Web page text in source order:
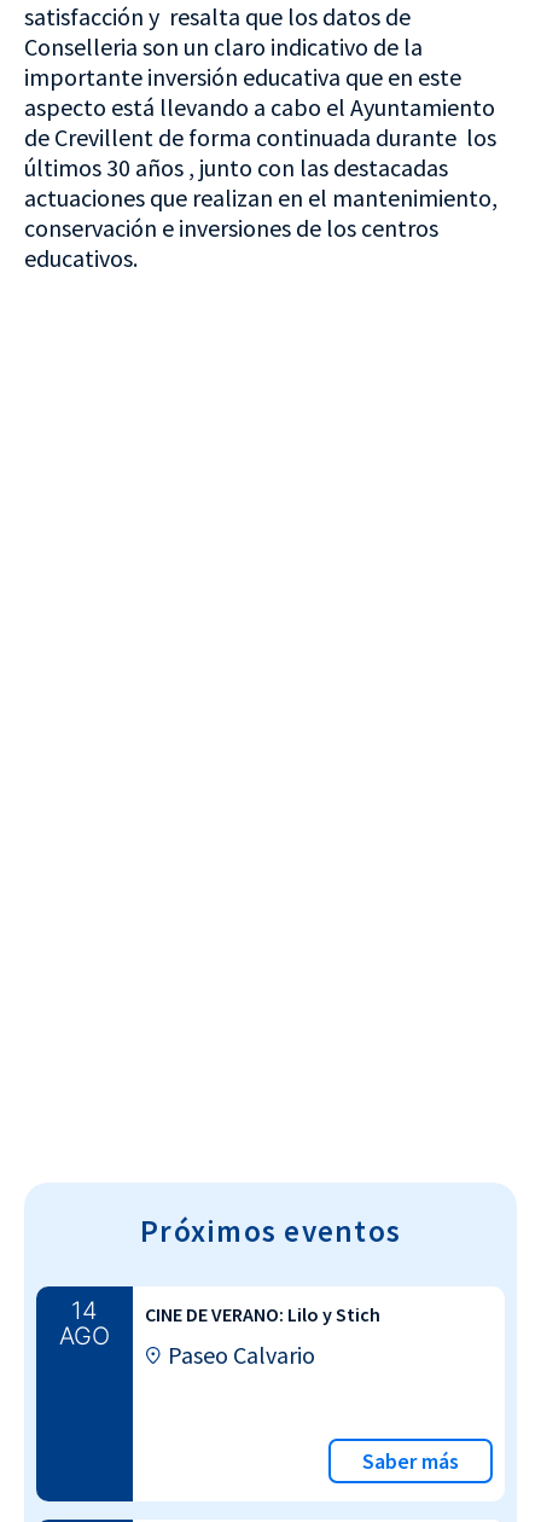
satisfacción y resalta que los datos de
Conselleria son un claro indicativo de la
importante inversión educativa que en este
aspecto está llevando a cabo el Ayuntamiento
de Crevillent de forma continuada durante los
últimos 30 años , junto con las destacadas
actuaciones que realizan en el mantenimiento,
conservación e inversiones de los centros
educativos.
Próximos eventos
14
AGO
CINE DE VERANO: Lilo y Stich
Paseo Calvario
Saber más